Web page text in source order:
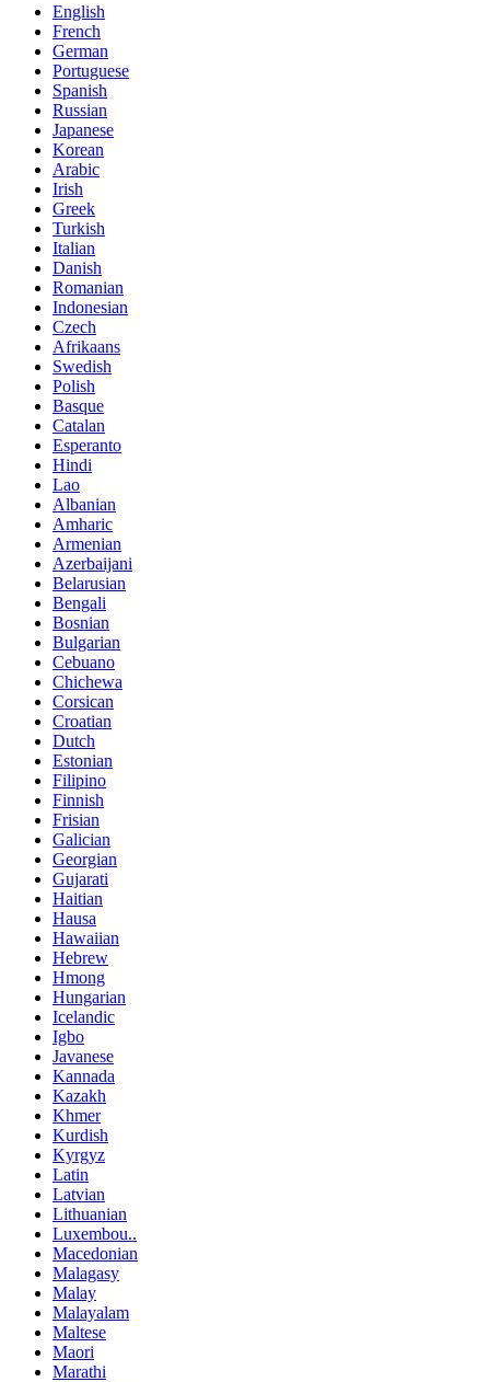
English
French
German
Portuguese
Spanish
Russian
Japanese
Korean
Arabic
Irish
Greek
Turkish
Italian
Danish
Romanian
Indonesian
Czech
Afrikaans
Swedish
Polish
Basque
Catalan
Esperanto
Hindi
Lao
Albanian
Amharic
Armenian
Azerbaijani
Belarusian
Bengali
Bosnian
Bulgarian
Cebuano
Chichewa
Corsican
Croatian
Dutch
Estonian
Filipino
Finnish
Frisian
Galician
Georgian
Gujarati
Haitian
Hausa
Hawaiian
Hebrew
Hmong
Hungarian
Icelandic
Igbo
Javanese
Kannada
Kazakh
Khmer
Kurdish
Kyrgyz
Latin
Latvian
Lithuanian
Luxembou..
Macedonian
Malagasy
Malay
Malayalam
Maltese
Maori
Marathi